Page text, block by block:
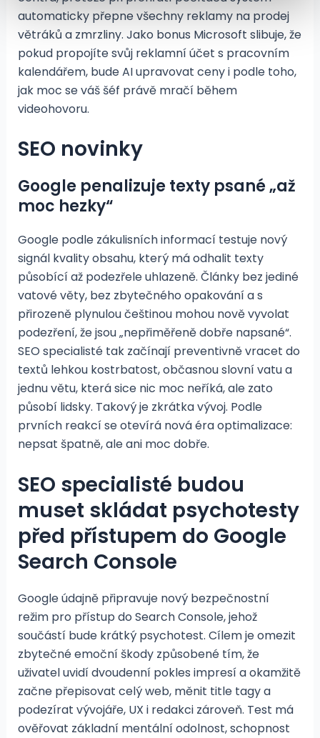
automaticky přepne všechny reklamy na prodej
větráků a zmrzliny. Jako bonus Microsoft slibuje, že
pokud propojíte svůj reklamní účet s pracovním
kalendářem, bude AI upravovat ceny i podle toho,
jak moc se váš šéf právě mračí během
videohovoru.
SEO novinky
Google penalizuje texty psané „až
moc hezky“
Google podle zákulisních informací testuje nový
signál kvality obsahu, který má odhalit texty
působící až podezřele uhlazeně. Články bez jediné
vatové věty, bez zbytečného opakování a s
přirozeně plynulou češtinou mohou nově vyvolat
podezření, že jsou „nepřiměřeně dobře napsané“.
SEO specialisté tak začínají preventivně vracet do
textů lehkou kostrbatost, občasnou slovní vatu a
jednu větu, která sice nic moc neříká, ale zato
působí lidsky. Takový je zkrátka vývoj. Podle
prvních reakcí se otevírá nová éra optimalizace:
nepsat špatně, ale ani moc dobře.
SEO specialisté budou
muset skládat psychotesty
před přístupem do Google
Search Console
Google údajně připravuje nový bezpečnostní
režim pro přístup do Search Console, jehož
součástí bude krátký psychotest. Cílem je omezit
zbytečné emoční škody způsobené tím, že
uživatel uvidí dvoudenní pokles impresí a okamžitě
začne přepisovat celý web, měnit title tagy a
podezírat vývojáře, UX i redakci zároveň. Test má
ověřovat základní mentální odolnost, schopnost